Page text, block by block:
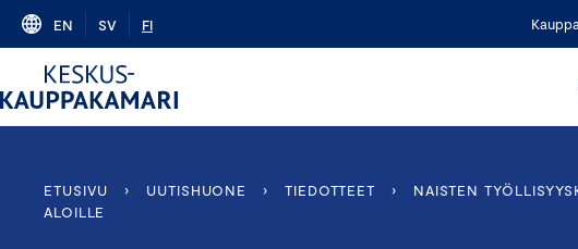
Skip
content
EN SV FI
ETUSIVU › UUTISHUONE › TIEDOTTEET ›
NAISTEN
ALOILLE